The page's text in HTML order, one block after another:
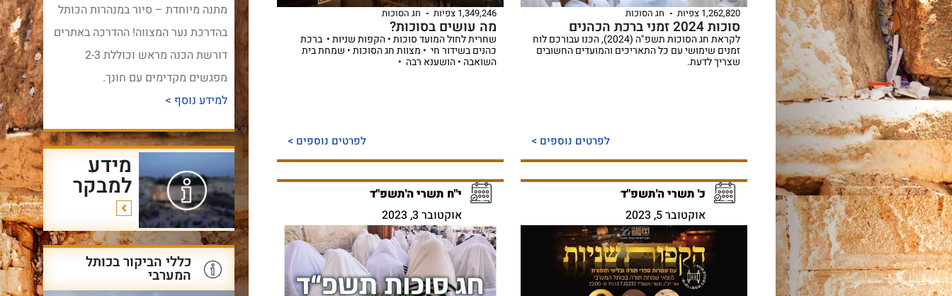
1,262,820 צפיות חג הסוכות
סוכות 2024 זמני ברכת הכהנים
לקראת חג הסוכות תשפ"ה (2024), הכנו עבורכם לוח
זמנים שימושי עם כל התאריכים והמועדים החשובים
שצריך לדעת.
לפרטים נוספים >
1,349,246 צפיות חג הסוכות
מה עושים בסוכות?
שחרית לחול המועד סוכות • הקפות שניות • ברכת
כהנים בשידור חי • מצוות חג הסוכות • שמחת בית
השואבה • הושענא רבה •
לפרטים נוספים >
כ' תשרי ה'תשפ"ד
אוקטובר 5, 2023
י"ח תשרי ה'תשפ"ד
אוקטובר 3, 2023
מתנה מיוחדת – סיור במנהרות הכותל
בהדרכת נער המצווה! ההדרכה באתרים
דורשת הכנה מראש וכוללת 2-3
מפגשים מקדימים עם חונך.
למידע נוסף >
מידע
למבקר
כללי הביקור בכותל
המערבי